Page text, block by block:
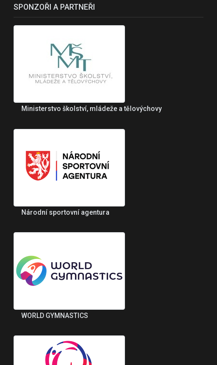
SPONZOŘI A PARTNEŘI
Ministerstvo školství, mládeže a tělovýchovy
Národní sportovní agentura
WORLD GYMNASTICS